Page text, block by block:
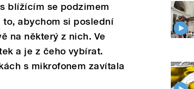
blížícím se podzimem
abychom si poslední
na některý z nich. Ve
a je z čeho vybírat.
s mikrofonem zavítala